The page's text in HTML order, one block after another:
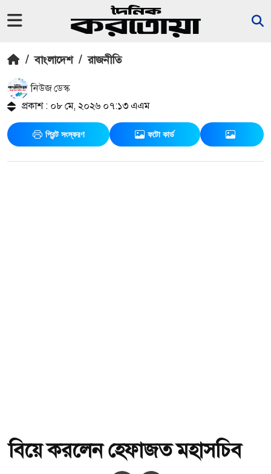
/ বাংলাদেশ / রাজনীতি
নিউজ ডেস্ক
প্রকাশ : ০৮ মে, ২০২৬ ০৭:১৩ এএম
প্রিন্ট সংস্করণ ফটো কার্ড
বিয়ে করলেন হেফাজত মহাসচিব